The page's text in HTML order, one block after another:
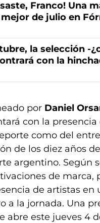
Franco! Una
de julio en
la selección -
con la
por Daniel
con la
como del
de los diez años
argentino. Según
de marca,
de artistas en
a la jornada. Una
abre este jueves 4